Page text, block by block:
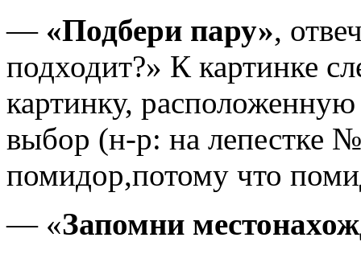
— «Подбери пару»,
подходит?» К картинке
картинку,
выбор (н-р: на лепестке
помидор,потому что
— «Запомни